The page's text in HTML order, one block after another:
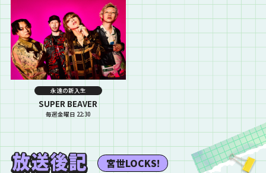
永遠の新入生
SUPER BEAVER
毎週金曜日 22:30
宮世LOCKS!